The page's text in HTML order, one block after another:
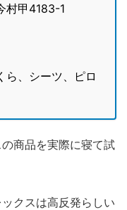
村甲4183-1
ら、シーツ、ピロ
商品を実際に寝て試
クスは高反発らしい